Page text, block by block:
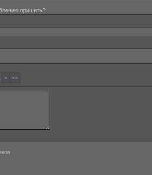
пришить?
> >>